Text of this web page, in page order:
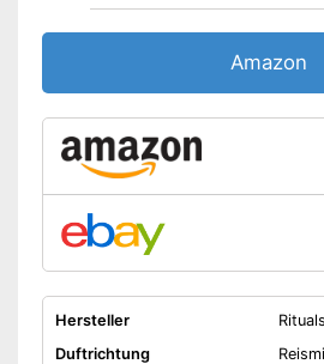
Amazon
Hersteller
Rituals
Duftrichtung